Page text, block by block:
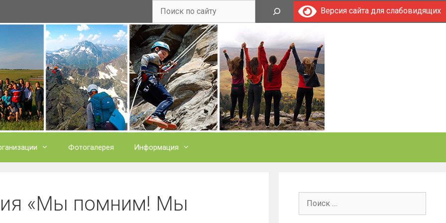
Поиск
Версия сайта для слабовидящих
Фотогалерея Информация
«Мы помним! Мы
Поиск: